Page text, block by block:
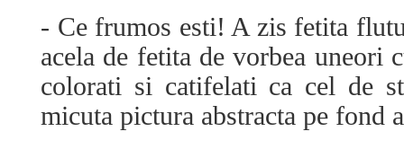
- Ce frumos esti! A zis fetita
acela de fetita de vorbea uneori
colorati si catifelati ca cel de
micuta pictura abstracta pe fond